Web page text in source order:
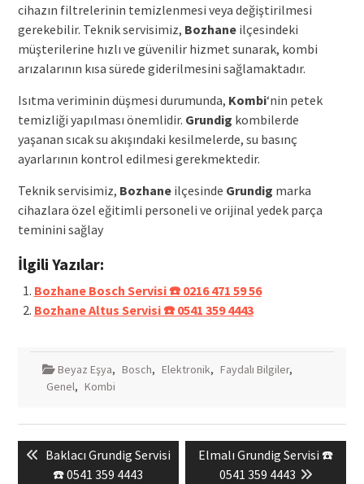
cihazın filtrelerinin temizlenmesi veya değiştirilmesi
gerekebilir. Teknik servisimiz, Bozhaneilçesindeki
müşterilerine hızlı ve güvenilir hizmet sunarak, kombi
arızalarının kısa sürede giderilmesini sağlamaktadır.
Isıtma veriminin düşmesi durumunda, Kombi‘nin petek
temizliği yapılması önemlidir. Grundig kombilerde
yaşanan sıcak su akışındaki kesilmelerde, su basınç
ayarlarının kontrol edilmesi gerekmektedir.
Teknik servisimiz, Bozhaneilçesinde Grundig marka
cihazlara özel eğitimli personeli ve orijinal yedek parça
teminini sağlay
İlgili Yazılar:
Bozhane Bosch Servisi ☎️ 0216 471 59 56
Bozhane Altus Servisi ☎️ 0541 359 4443
Beyaz Eşya, Bosch, Elektronik, Faydalı Bilgiler,
Genel, Kombi
Yazı
gezinmesi
Previous
post:
Baklacı Grundig Servisi
☎️ 0541 359 4443
Next
post:
Elmalı Grundig Servisi ☎️
0541 359 4443